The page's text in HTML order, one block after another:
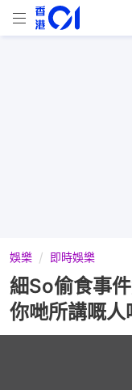
娛樂 即時娛樂
細So偷食事
你哋所講嘅人